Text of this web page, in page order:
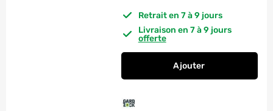
Retrait en 7 à 9 jours
Livraison en 7 à 9 jours
offerte
Ajouter
Pied de parasol a